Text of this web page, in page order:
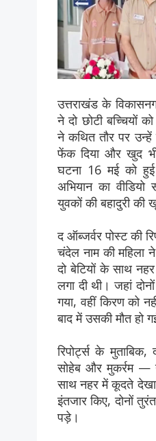
उत्तराखंड के
ने दो छोटी बच्चियों
ने कथित तौर पर
फेंक दिया और खुद
घटना 16 मई को
अभियान का
युवकों की बहादुरी की
द ऑब्जर्वर पोस्ट की
चंदेल नाम की महिला
दो बेटियों के साथ
लगा दी थी। जहां
गया, वहीं किरण को
बाद में उसकी मौत हो
रिपोर्ट्स के
सोहेब और मुकर्रम —
साथ नहर में कूदते
इंतजार किए, दोनों
पड़े।